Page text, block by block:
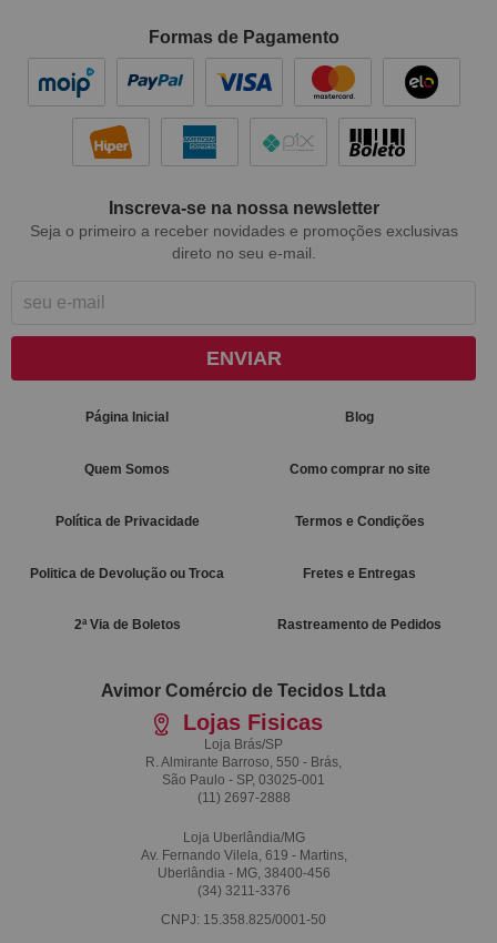
Formas de Pagamento
Inscreva-se na nossa newsletter
Seja o primeiro a receber novidades e promoções exclusivas
direto no seu e-mail.
ENVIAR
Página Inicial Blog
Quem Somos Como comprar no site
Política de Privacidade Termos e Condições
Politica de Devolução ou Troca Fretes e Entregas
2ª Via de Boletos Rastreamento de Pedidos
Avimor Comércio de Tecidos Ltda
Lojas Fisicas
Loja Brás/SP
R. Almirante Barroso, 550 - Brás,
São Paulo - SP, 03025-001
(11) 2697-2888
Loja Uberlândia/MG
Av. Fernando Vilela, 619 - Martins,
Uberlândia - MG, 38400-456
(34) 3211-3376
CNPJ: 15.358.825/0001-50